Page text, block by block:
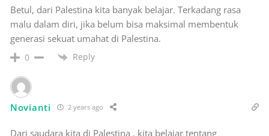
Betul, dari Palestina kita banyak belajar. Terkadang rasa
malu dalam diri, jika belum bisa maksimal membentuk
generasi sekuat umahat di Palestina.
0 Reply
Novianti 2 years ago
Dari saudara kita di Palestina , kita belajar tentang